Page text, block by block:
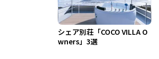
シェア別荘「COCO VILLA O
wners」3選